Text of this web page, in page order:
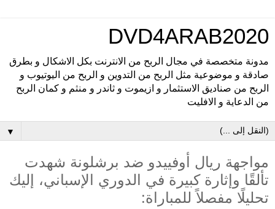
DVD4ARAB2020
مدونة متخصصة في مجال الربح من الانترنت بكل الاشكال و بطرق
صادقة و موضوعية مثل الربح من التدوين و الربح من اليوتيوب و
الربح من صناديق الاستثمار و ازيموت و ثاندر و منثم و كمان الربح
من الدعاية و الافليت
▼
مواجهة ريال أوفييدو ضد برشلونة شهدت
تألقًا وإثارة كبيرة في الدوري الإسباني، إليك
تحليلًا مفصلاً للمباراة: